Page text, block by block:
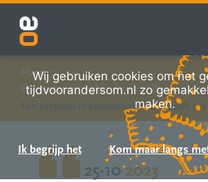
Home
Een systeem implementeren? Zo wordt
Een systeem implementeren? Zo wordt
25-102023
Wij gebruiken cookies om het
tijdvoorandersom.nl zo
maken.
Ik begrijp het Kom maar langs